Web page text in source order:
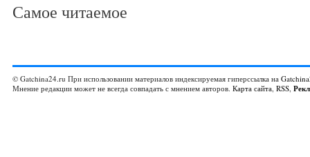
Самое читаемое
© Gatchina24.ru При использовании материалов индексируемая гиперссылка на
Мнение редакции может не всегда совпадать с мнением авторов. Карта сайта, RSS,